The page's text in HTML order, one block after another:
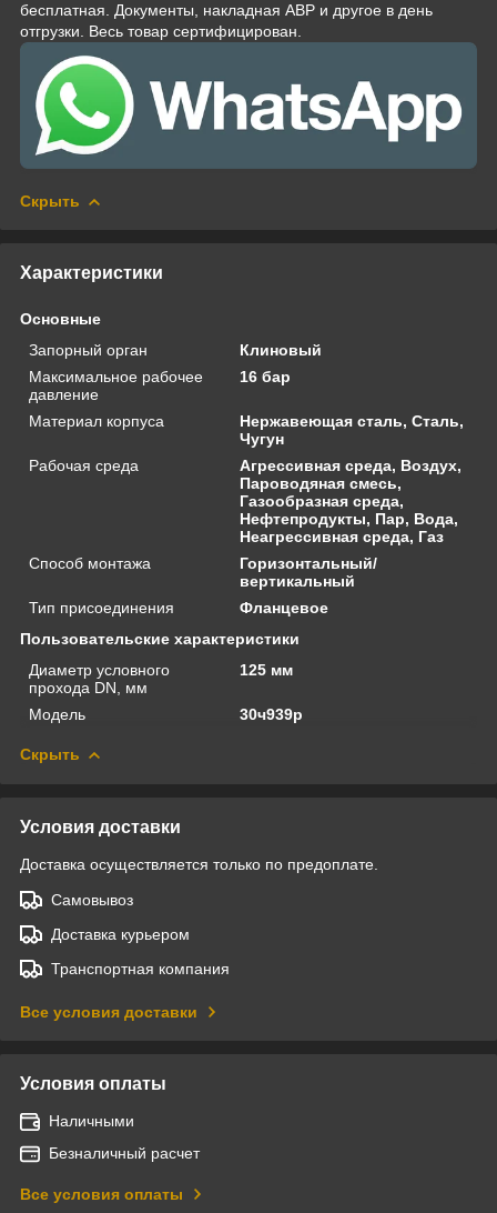
бесплатная. Документы, накладная АВР и другое в день
отгрузки. Весь товар сертифицирован.
Скрыть
Характеристики
Основные
Запорный орган
Клиновый
Максимальное рабочее
давление
16 бар
Материал корпуса
Нержавеющая сталь, Сталь,
Чугун
Рабочая среда
Агрессивная среда, Воздух,
Пароводяная смесь,
Газообразная среда,
Нефтепродукты, Пар, Вода,
Неагрессивная среда, Газ
Способ монтажа
Горизонтальный/
вертикальный
Тип присоединения
Фланцевое
Пользовательские характеристики
Диаметр условного
прохода DN, мм
125 мм
Модель 30ч939р
Скрыть
Условия доставки
Доставка осуществляется только по предоплате.
Самовывоз
Доставка курьером
Транспортная компания
Все условия доставки
Условия оплаты
Наличными
Безналичный расчет
Все условия оплаты